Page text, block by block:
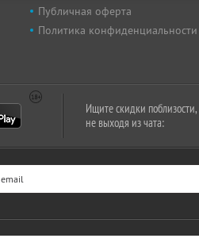
Публичная оферта
Политика конфиденциальности
Ищите скидки поблизости,
не выходя из чата: